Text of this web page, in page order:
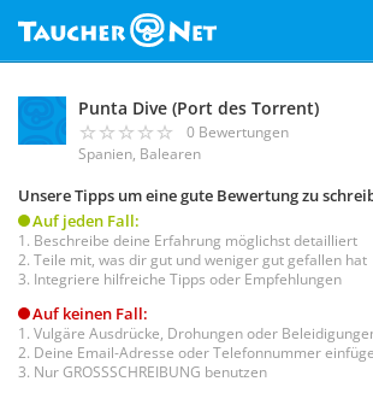
Punta Dive (Port des Torrent)
0 Bewertungen
Spanien, Balearen
Unsere Tipps um eine gute Bewertung zu
Auf jeden Fall:
Beschreibe deine Erfahrung möglichst detailliert
Teile mit, was dir gut und weniger gut gefallen hat
Integriere hilfreiche Tipps oder Empfehlungen
Auf keinen Fall:
Vulgäre Ausdrücke, Drohungen oder
Deine Email-Adresse oder Telefonnummer
Nur GROSSSCHREIBUNG benutzen